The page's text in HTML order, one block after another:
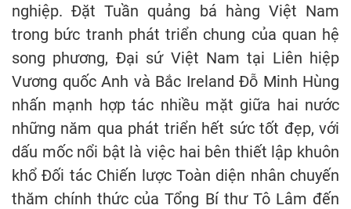
nghiệp. Đặt Tuần quảng bá hàng Việt Nam
trong bức tranh phát triển chung của quan hệ
song phương, Đại sứ Việt Nam tại Liên hiệp
Vương quốc Anh và Bắc Ireland Đỗ Minh Hùng
nhấn mạnh hợp tác nhiều mặt giữa hai nước
những năm qua phát triển hết sức tốt đẹp, với
dấu mốc nổi bật là việc hai bên thiết lập khuôn
khổ Đối tác Chiến lược Toàn diện nhân chuyến
thăm chính thức của Tổng Bí thư Tô Lâm đến